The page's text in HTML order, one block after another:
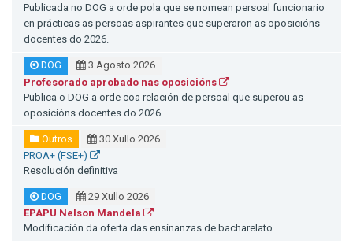
Publicada no DOG a orde pola que se nomean persoal funcionario
en prácticas as persoas aspirantes que superaron as oposicións
docentes do 2026.
DOG
3 Agosto 2026
Profesorado aprobado nas oposicións
Publica o DOG a orde coa relación de persoal que superou as
oposicións docentes do 2026.
Outros
30 Xullo 2026
PROA+ (FSE+)
Resolución definitiva
DOG
29 Xullo 2026
EPAPU Nelson Mandela
Modificación da oferta das ensinanzas de bacharelato